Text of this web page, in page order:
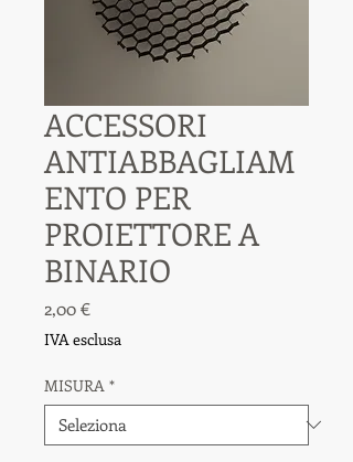
ACCESSORI
ANTIABBAGLIAM
ENTO PER
PROIETTORE A
BINARIO
2,00 €Prezzo
IVA esclusa
MISURA *